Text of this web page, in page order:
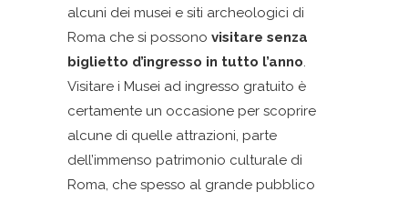
alcuni dei musei e siti archeologici di
Roma che si possono visitare senza
biglietto d’ingresso in tutto l’anno.
Visitare i Musei ad ingresso gratuito è
certamente un occasione per scoprire
alcune di quelle attrazioni, parte
dell’immenso patrimonio culturale di
Roma, che spesso al grande pubblico